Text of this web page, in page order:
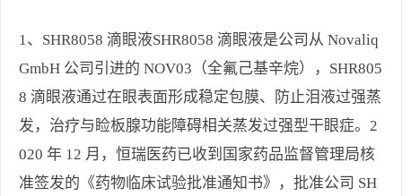
1、SHR8058 滴眼液SHR8058 滴眼液是公司从 Novaliq
GmbH 公司引进的 NOV03（全氟己基辛烷），SHR805
8 滴眼液通过在眼表面形成稳定包膜、防止泪液过强蒸
发，治疗与睑板腺功能障碍相关蒸发过强型干眼症。2
020 年 12 月，恒瑞医药已收到国家药品监督管理局核
准签发的《药物临床试验批准通知书》，批准公司 SH